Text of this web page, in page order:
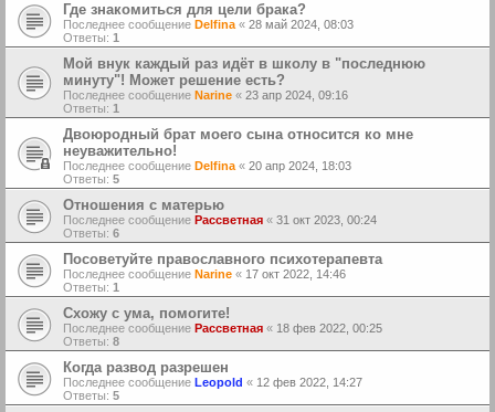
Где знакомиться для цели брака?
Последнее сообщение Delfina « 28 май 2024, 08:03
Ответы: 1
Мой внук каждый раз идёт в школу в "последнюю
минуту"! Может решение есть?
Последнее сообщение Narine « 23 апр 2024, 09:16
Ответы: 1
Двоюродный брат моего сына относится ко мне
неуважительно!
Последнее сообщение Delfina « 20 апр 2024, 18:03
Ответы: 5
Отношения с матерью
Последнее сообщение Рассветная « 31 окт 2023, 00:24
Ответы: 6
Посоветуйте православного психотерапевта
Последнее сообщение Narine « 17 окт 2022, 14:46
Ответы: 1
Схожу с ума, помогите!
Последнее сообщение Рассветная « 18 фев 2022, 00:25
Ответы: 8
Когда развод разрешен
Последнее сообщение Leopold « 12 фев 2022, 14:27
Ответы: 5